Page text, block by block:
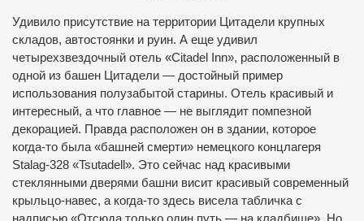
Удивило присутствие на территории Цитадели крупных
складов, автостоянки и руин. А еще удивил
четырехзвездочный отель «Сitadel Іnn», расположенный в
одной из башен Цитадели — достойный пример
использования полузабытой старины. Отель красивый и
интересный, а что главное — не выглядит помпезной
декорацией. Правда расположен он в здании, которое
когда-то была «башней смерти» немецкого концлагеря
Stalag-328 «Tsutadell». Это сейчас над красивыми
стеклянными дверями башни висит красивый современный
крыльцо-навес, а когда-то здесь висела табличка с